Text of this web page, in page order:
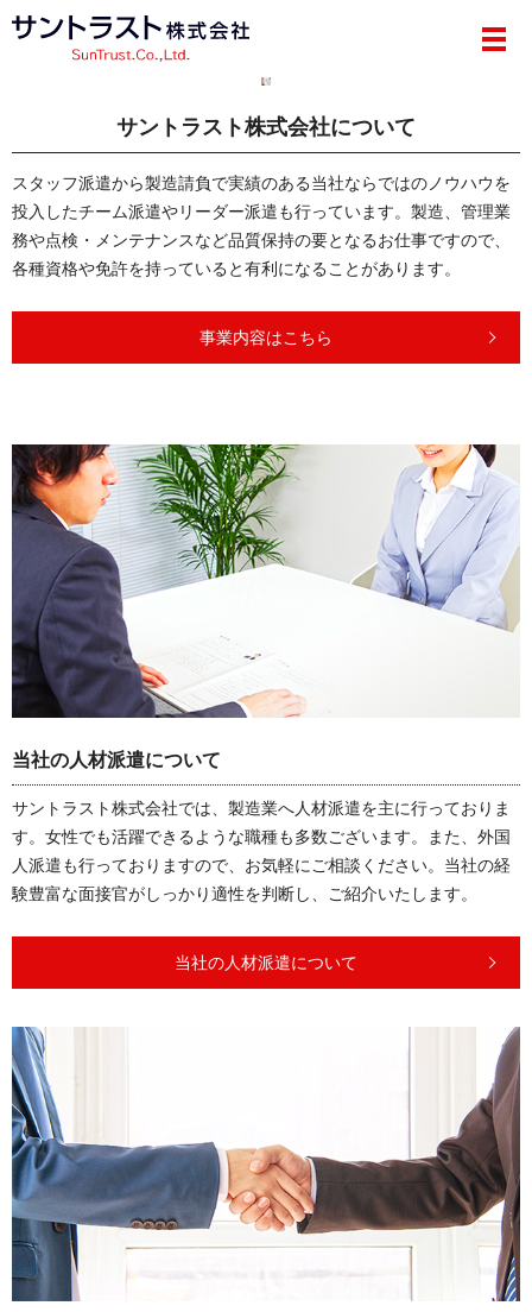
メ
サントラスト株式会社について
スタッフ派遣から製造請負で実績のある当社ならではの ノウハウを
投入したチーム派遣やリーダー派遣も行っています。 製造、管理業
務や点検・メンテナンスなど品質保持の要となるお仕事ですので、
各種資格や免許を持っていると有利になることがあります。
事業内容はこちら
当社の人材派遣について
サントラスト株式会社では、製造業へ人材派遣を主に行っておりま
す。女性でも活躍できるような職種も多数ございます。また、外国
人派遣も行っておりますので、お気軽にご相談ください。当社の経
験豊富な面接官がしっかり適性を判断し、ご紹介いたします。
当社の人材派遣について